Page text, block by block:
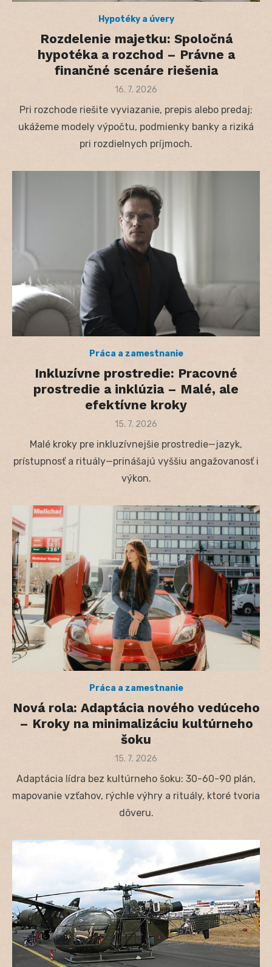
Hypotéky a úvery
Rozdelenie majetku: Spoločná
hypotéka a rozchod – Právne a
finančné scenáre riešenia
Posted
16. 7. 2026
Pri rozchode riešite vyviazanie, prepis alebo predaj;
ukážeme modely výpočtu, podmienky banky a riziká
pri rozdielnych príjmoch.
Práca a zamestnanie
Inkluzívne prostredie: Pracovné
prostredie a inklúzia – Malé, ale
efektívne kroky
Posted
15. 7. 2026
Malé kroky pre inkluzívnejšie prostredie—jazyk,
prístupnosť a rituály—prinášajú vyššiu angažovanosť i
výkon.
Práca a zamestnanie
Nová rola: Adaptácia nového vedúceho
– Kroky na minimalizáciu kultúrneho
šoku
Posted
15. 7. 2026
Adaptácia lídra bez kultúrneho šoku: 30-60-90 plán,
mapovanie vzťahov, rýchle výhry a rituály, ktoré tvoria
dôveru.